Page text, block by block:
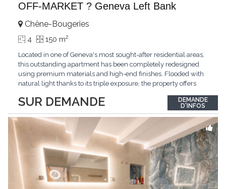
OFF-MARKET ? Geneva Left Bank
SUR DEMANDE
Chêne-Bougeries
4 150 m2
Located in one of Geneva's most sought-after residential areas,
this outstanding apartment has been completely redesigned
using premium materials and high-end finishes. Flooded with
natural light thanks to its triple exposure, the property offers
master suite, elegant reception areas, and a spacious terrace
overlooking a peaceful and green...
DEMANDE
D'INFOS